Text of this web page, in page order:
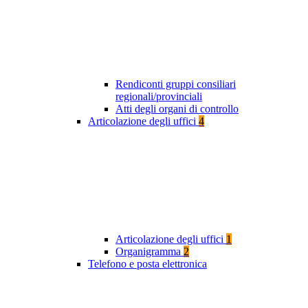
Rendiconti gruppi consiliari
regionali/provinciali
Atti degli organi di controllo
Articolazione degli uffici 4
Articolazione degli uffici 1
Organigramma 2
Telefono e posta elettronica